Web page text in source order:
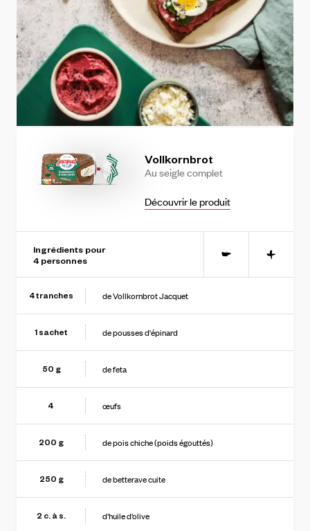
Vollkornbrot
Auseiglecomplet
Découvrir le produit
Ingrédients pour
4 personnes - +
4tranches de Vollkornbrot Jacquet
1 sachet de pousses d'épinard
50 g de feta
4 œufs
200 g de pois chiche (poids égouttés)
250 g de betterave cuite
2 c. à s. d’huile d’olive